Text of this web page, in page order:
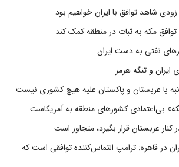
شاهد توافق با ایران خواهیم بود
توافق مکه به ثبات در منطقه کمک کند
ایران و تنگه هرمز
با عربستان و پاکستان علیه هیچ کشوری نیست
بی‌اعتمادی کشورهای منطقه به آمریکاست
عربستان قرار بگیرد، متجاوز است
در قاهره: ترامپ التماس‌کننده توافقی است که